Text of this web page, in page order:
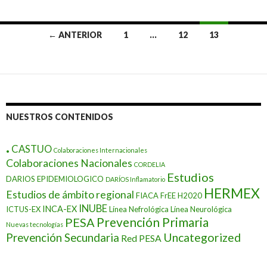
las
← ANTERIOR 1 … 12 13
NUESTROS CONTENIDOS
. CASTUO Colaboraciones Internacionales
Colaboraciones Nacionales CORDELIA
DARIOS EPIDEMIOLOGICO DARÍOS Inflamatorio Estudios
Estudios de ámbito regional FIACAFrEEH2020 HERMEX
ICTUS-EX INCA-EX INUBELínea Nefrológica Línea Neurológica
Nuevas tecnologías PESA Prevención Primaria
Prevención Secundaria Red PESA Uncategorized